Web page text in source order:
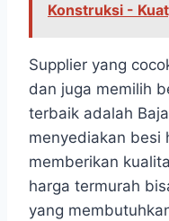
Konstruksi -
Supplier yang
dan juga memilih
terbaik adalah
menyediakan besi
memberikan
harga termurah
yang